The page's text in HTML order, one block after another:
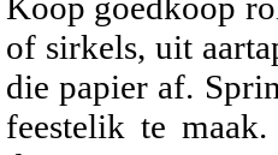
of sirkels, uit
die papier af.
feestelik te